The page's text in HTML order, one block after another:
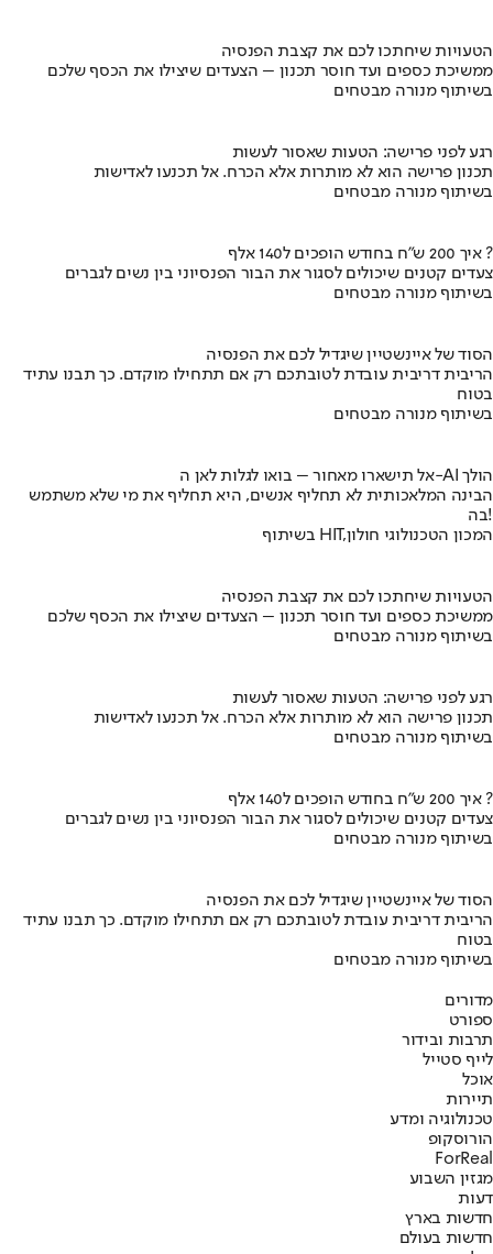
הטעויות שיחתכו לכם את קצבת הפנסיה
ממשיכת כספים ועד חוסר תכנון – הצעדים שיצילו את הכסף שלכם
בשיתוף מנורה מבטחים
רגע לפני פרישה: הטעות שאסור לעשות
תכנון פרישה הוא לא מותרות אלא הכרח. אל תכנעו לאדישות
בשיתוף מנורה מבטחים
איך 200 ש"ח בחודש הופכים ל140 אלף ?
צעדים קטנים שיכולים לסגור את הבור הפנסיוני בין נשים לגברים
בשיתוף מנורה מבטחים
הסוד של איינשטיין שיגדיל לכם את הפנסיה
הריבית דריבית עובדת לטובתכם רק אם תתחילו מוקדם. כך תבנו עתיד
בטוח
בשיתוף מנורה מבטחים
אל תישארו מאחור – בואו לגלות לאן ה-AI הולך
הבינה המלאכותית לא תחליף אנשים, היא תחליף את מי שלא משתמש
בה!
בשיתוף HIT,המכון הטכנולוגי חולון
הטעויות שיחתכו לכם את קצבת הפנסיה
ממשיכת כספים ועד חוסר תכנון – הצעדים שיצילו את הכסף שלכם
בשיתוף מנורה מבטחים
רגע לפני פרישה: הטעות שאסור לעשות
תכנון פרישה הוא לא מותרות אלא הכרח. אל תכנעו לאדישות
בשיתוף מנורה מבטחים
איך 200 ש"ח בחודש הופכים ל140 אלף ?
צעדים קטנים שיכולים לסגור את הבור הפנסיוני בין נשים לגברים
בשיתוף מנורה מבטחים
הסוד של איינשטיין שיגדיל לכם את הפנסיה
הריבית דריבית עובדת לטובתכם רק אם תתחילו מוקדם. כך תבנו עתיד
בטוח
בשיתוף מנורה מבטחים
מדורים
ספורט
תרבות ובידור
לייף סטייל
אוכל
תיירות
טכנולוגיה ומדע
הורוסקופ
ForReal
מגזין השבוע
דעות
חדשות בארץ
חדשות בעולם